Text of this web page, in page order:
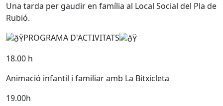
Una tarda per gaudir en família al Local Social del Pla de
Rubió.
PROGRAMA D'ACTIVITATS
18.00 h
Animació infantil i familiar amb La Bitxicleta
19.00h